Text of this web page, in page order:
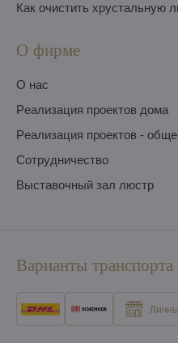
Как очистить хрустальную
О фирме
O нас
Pеализация проектов дома
Pеализация проектов -
Сотрудничество
Выставочный зал люстр
Варианты транспорта